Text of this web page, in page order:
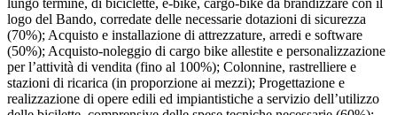
lungo termine, di biciclette, e-bike, cargo-bike da brandizzare con il
logo del Bando, corredate delle necessarie dotazioni di sicurezza
(70%); Acquisto e installazione di attrezzature, arredi e software
(50%); Acquisto-noleggio di cargo bike allestite e personalizzazione
per l’attività di vendita (fino al 100%); Colonnine, rastrelliere e
stazioni di ricarica (in proporzione ai mezzi); Progettazione e
realizzazione di opere edili ed impiantistiche a servizio dell’utilizzo